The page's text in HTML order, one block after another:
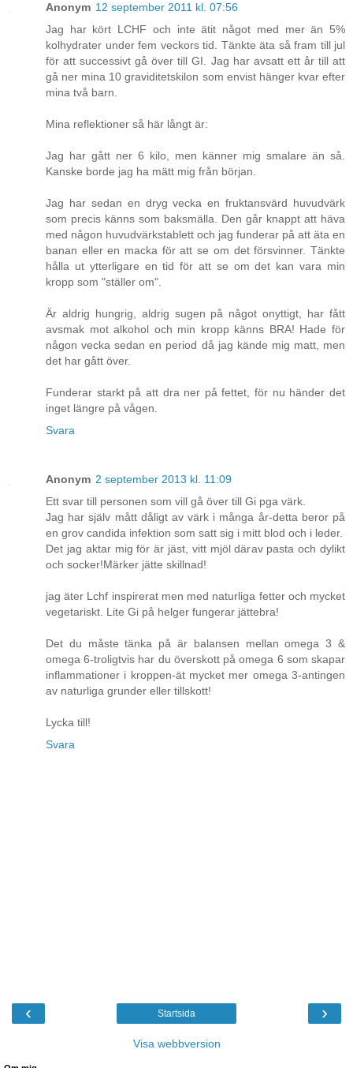
Anonym 12 september 2011 kl. 07:56
Jag har kört LCHF och inte ätit något med mer än 5%
kolhydrater under fem veckors tid. Tänkte äta så fram till jul
för att successivt gå över till GI. Jag har avsatt ett år till att
gå ner mina 10 graviditetskilon som envist hänger kvar efter
mina två barn.
Mina reflektioner så här långt är:
Jag har gått ner 6 kilo, men känner mig smalare än så.
Kanske borde jag ha mätt mig från början.
Jag har sedan en dryg vecka en fruktansvärd huvudvärk
som precis känns som baksmälla. Den går knappt att häva
med någon huvudvärkstablett och jag funderar på att äta en
banan eller en macka för att se om det försvinner. Tänkte
hålla ut ytterligare en tid för att se om det kan vara min
kropp som "ställer om".
Är aldrig hungrig, aldrig sugen på något onyttigt, har fått
avsmak mot alkohol och min kropp känns BRA! Hade för
någon vecka sedan en period då jag kände mig matt, men
det har gått över.
Funderar starkt på att dra ner på fettet, för nu händer det
inget längre på vågen.
Svara
Anonym 2 september 2013 kl. 11:09
Ett svar till personen som vill gå över till Gi pga värk.
Jag har själv mått dåligt av värk i många år-detta beror på
en grov candida infektion som satt sig i mitt blod och i leder.
Det jag aktar mig för är jäst, vitt mjöl därav pasta och dylikt
och socker!Märker jätte skillnad!
jag äter Lchf inspirerat men med naturliga fetter och mycket
vegetariskt. Lite Gi på helger fungerar jättebra!
Det du måste tänka på är balansen mellan omega 3 &
omega 6-troligtvis har du överskott på omega 6 som skapar
inflammationer i kroppen-ät mycket mer omega 3-antingen
av naturliga grunder eller tillskott!
Lycka till!
Svara
‹ ›
Startsida
Visa webbversion